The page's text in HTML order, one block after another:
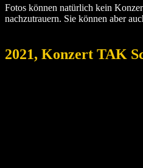
Fotos können natürlich kein
nachzutrauern. Sie können aber
2021, Konzert TAK